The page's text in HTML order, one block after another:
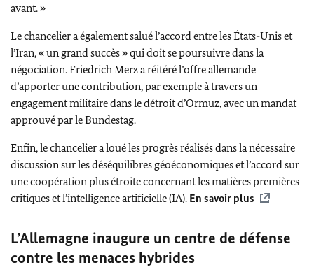
avant. »
Le chancelier a également salué l’accord entre les États-Unis et
l’Iran, « un grand succès » qui doit se poursuivre dans la
négociation.Friedrich Merza réitéré l’offre allemande
d’apporter une contribution, par exemple à travers un
engagement militaire dans le détroit d’Ormuz, avec un mandat
approuvé par leBundestag.
Enfin, le chancelier a loué les progrès réalisés dans la nécessaire
discussion sur les déséquilibres géoéconomiques et l’accord sur
une coopération plus étroite concernant les matières premières
critiques et l’intelligence artificielle (IA). En savoir plus
L’Allemagne inaugure un centre de défense
contre les menaces hybrides